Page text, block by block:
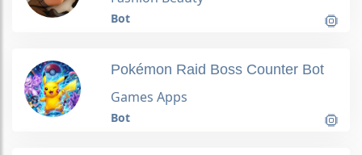
Bot
Pokémon Raid Boss Counter Bot
Games Apps
Bot